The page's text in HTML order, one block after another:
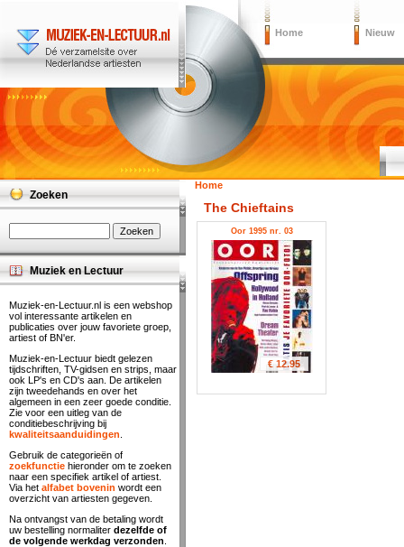
Home Nieuw
Home
The Chieftains
Oor 1995 nr. 03
€ 12.95
Zoeken
Muziek en Lectuur
Muziek-en-Lectuur.nl is een webshop
vol interessante artikelen en
publicaties over jouw favoriete groep,
artiest of BN'er.
Muziek-en-Lectuur biedt gelezen
tijdschriften, TV-gidsen en strips, maar
ook LP's en CD's aan. De artikelen
zijn tweedehands en over het
algemeen in een zeer goede conditie.
Zie voor een uitleg van de
conditiebeschrijving bij
kwaliteitsaanduidingen
Gebruik de categorieën of
zoekfunctie hieronder om te zoeken
naar een specifiek artikel of artiest.
Via het alfabet bovenin wordt een
overzicht van artiesten gegeven.
Na ontvangst van de betaling wordt
uw bestelling normaliter dezelfde of
de volgende werkdag verzonden